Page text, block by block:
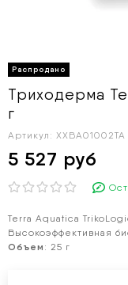
Триходерма
г
Артикул: XXBA01002TA
5 527 руб
Terra Aquatica
Высокоэффективная
Объем : 25 г